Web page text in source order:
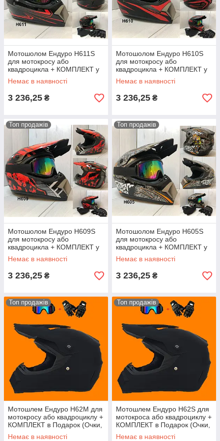
Мотошолом Ендуро H611S
для мотокросу або
квадроцикла + КОМПЛЕКТ у
Подарунок (Окуляри,
Рукавички, Маска)
Немає в наявності
3 236,25 ₴
Мотошолом Ендуро H610S
для мотокросу або
квадроцикла + КОМПЛЕКТ у
Подарунок (Окуляри,
Рукавички, Маска)
Немає в наявності
3 236,25 ₴
Топ продажів
Мотошолом Ендуро H609S
для мотокросу або
квадроцикла + КОМПЛЕКТ у
Подарунок (Окуляри,
Рукавички, Маска)
Немає в наявності
3 236,25 ₴
Топ продажів
Мотошолом Ендуро H605S
для мотокросу або
квадроцикла + КОМПЛЕКТ у
Подарунок (Окуляри,
Рукавички, Маска)
Немає в наявності
3 236,25 ₴
Топ продажів
Мотошлем Ендуро H62M для
мотокросу або квадроциклу +
КОМПЛЕКТ в Подарок (Очки,
Перчатки, Маска)
Немає в наявності
Топ продажів
Мотошлем Ендуро H62S для
мотокроса або квадроциклу +
КОМПЛЕКТ в Подарок (Очки,
Перчатки, Маска)
Немає в наявності